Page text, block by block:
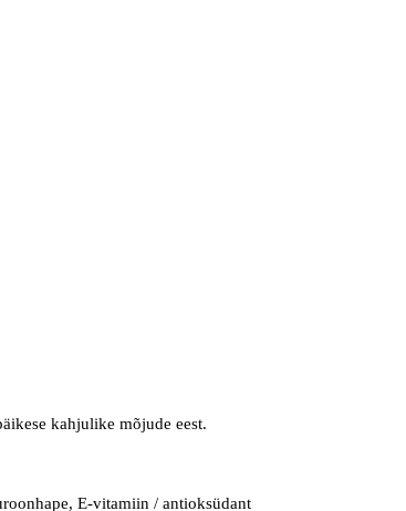
kahjulike mõjude eest.
E-vitamiin / antioksüdant